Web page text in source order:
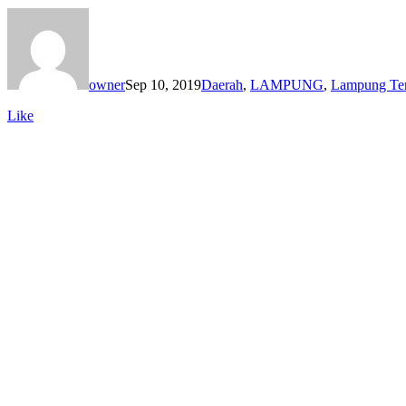
ownerSep 10, 2019Daerah, LAMPUNG, Lampung
Like